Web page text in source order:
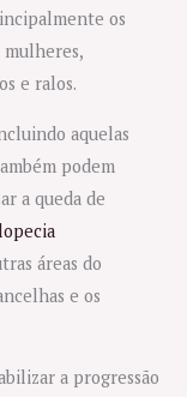
os
mulheres,
e ralos.
aquelas
podem
a queda de
áreas do
e os
a progressão